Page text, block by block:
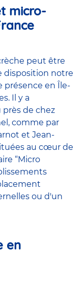
micro-
peut être
disposition notre
présence en Île-
Il y a
de chez
comme par
et Jean-
au cœur de
“Micro
ou d'un
en